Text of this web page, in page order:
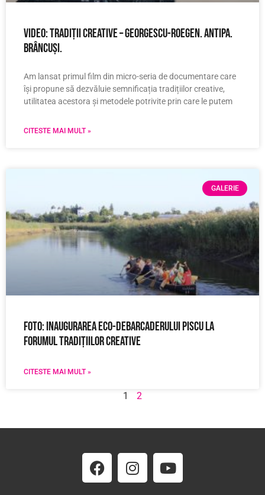
VIDEO: Tradiții creative – Georgescu-Roegen. Antipa.
Brâncuși.
Am lansat primul film din micro-seria de documentare care
își propune să dezvăluie semnificația tradițiilor creative,
utilitatea acestora și metodele potrivite prin care le putem
CITESTE MAI MULT »
GALERIE
Foto: Inaugurarea eco-debarcaderului Piscu la
Forumul Tradițiilor Creative
CITESTE MAI MULT »
1 2